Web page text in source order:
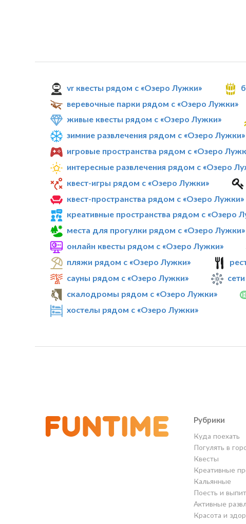
vr квесты рядом с «Озеро Лужки»
веревочные парки рядом с «Озеро Лужки»
живые квесты рядом с «Озеро Лужки»
зимние развлечения рядом с «Озеро Лужки»
игровые пространства рядом с «Озеро
интересные развлечения рядом с «Озеро
квест-игры рядом с «Озеро Лужки»
квест-пространства рядом с «Озеро Лужки»
креативные пространства рядом с «Озеро
места для прогулки рядом с «Озеро Лужки»
онлайн квесты рядом с «Озеро Лужки»
пляжи рядом с «Озеро Лужки»
сауны рядом с «Озеро Лужки»
скалодромы рядом с «Озеро Лужки»
хостелы рядом с «Озеро Лужки»
Рубрики
Куда поехать
Погулять в
Квесты
Креативные
Кальянные
Поесть и
Активные
Красота и